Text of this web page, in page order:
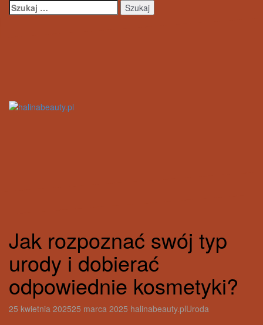
Przejdź
Szukaj:
Jak rozpoznać swój typ
urody i dobierać
odpowiednie kosmetyki?
25 kwietnia 202525 marca 2025 halinabeauty.plUroda